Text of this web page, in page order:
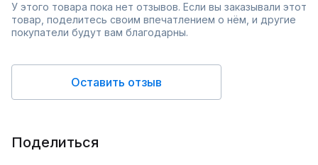
У этого товара пока нет отзывов. Если вы заказывали этот
товар, поделитесь своим впечатлением о нём, и другие
покупатели будут вам благодарны.
Оставить отзыв
Поделиться